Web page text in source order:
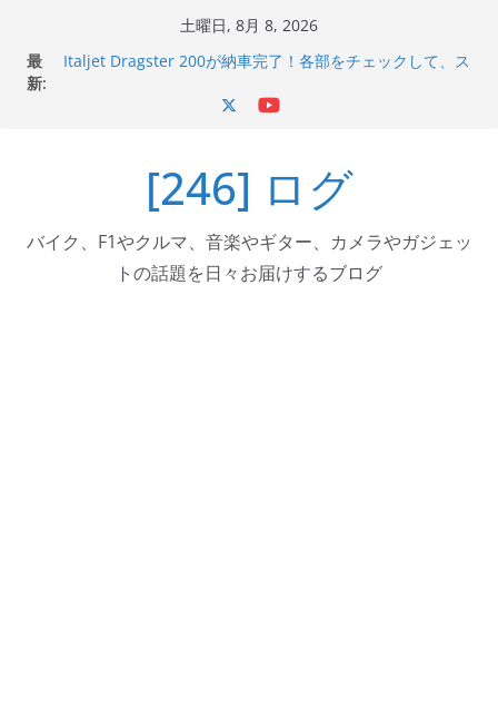
土曜日, 8月 8, 2026
最
新:
Italjet Dragster 200が納車完了！各部をチェックして、ス
器エフェクターが返礼品でもらえる！
Italjet Dragster 200のフロントISSサスの動きが判ったら
コーナリングが楽しくなった
[246] ログ
バイク、F1やクルマ、音楽やギター、カメラやガジェッ
トの話題を日々お届けするブログ